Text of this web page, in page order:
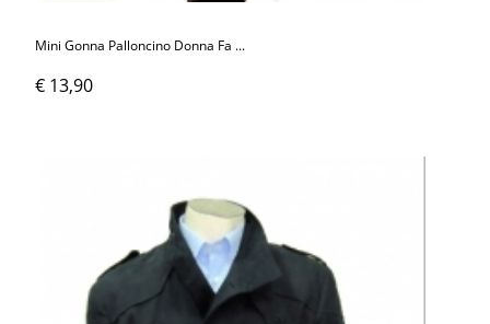
Mini Gonna Palloncino Donna Fa ...
€ 13,90